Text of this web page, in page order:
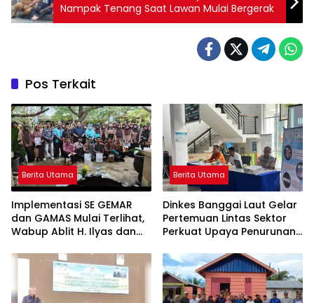
Nampak Tenang Saat Lawan Mulai Bergerak
Pos Terkait
Berita Utama
Implementasi SE GEMAR
dan GAMAS Mulai Terlihat,
Wabup Ablit H. Ilyas dan
Kompak Ambil Rapor Anak
Berita Utama
Dinkes Banggai Laut Gelar
Pertemuan Lintas Sektor
Perkuat Upaya Penurunan